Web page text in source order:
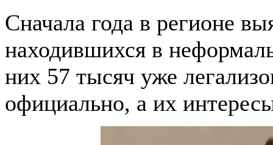
Сначала года в регионе
находившихся в
них 57 тысяч уже
официально, а их